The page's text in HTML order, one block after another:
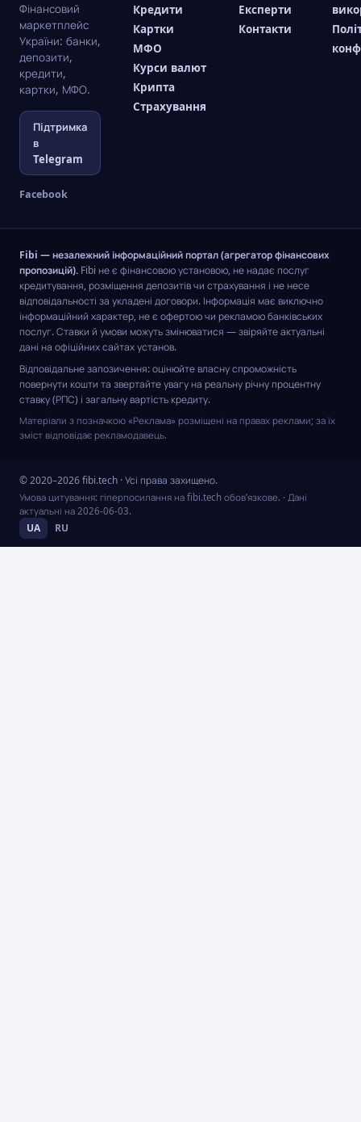
Фінансовий
маркетплейс
України: банки,
депозити,
кредити,
картки, МФО.
Підтримка
в
Telegram
Facebook
Кредити
Картки
МФО
Курси валют
Крипта
Страхування
Експерти
Контакти
Fibi — незалежний інформаційний портал (агрегатор фінансових
пропозицій). Fibi не є фінансовою установою, не надає послуг
кредитування, розміщення депозитів чи страхування і не несе
відповідальності за укладені договори. Інформація має виключно
інформаційний характер, не є офертою чи рекламою банківських
послуг. Ставки й умови можуть змінюватися — звіряйте актуальні
дані на офіційних сайтах установ.
Відповідальне запозичення: оцінюйте власну спроможність
повернути кошти та звертайте увагу на реальну річну процентну
ставку (РПС) і загальну вартість кредиту.
Матеріали з позначкою «Реклама» розміщені на правах реклами; за їх
зміст відповідає рекламодавець.
© 2020–2026 fibi.tech · Усі права захищено.
Умова цитування: гіперпосилання на fibi.tech обов’язкове. · Дані
актуальні на 2026-06-03.
UA RU